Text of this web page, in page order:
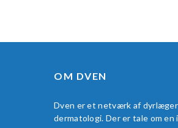
OM DVEN
Dven er et netværk af
dermatologi. Der er tale om